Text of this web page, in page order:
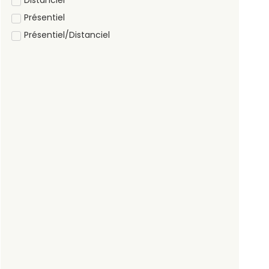
Présentiel
Présentiel/Distanciel